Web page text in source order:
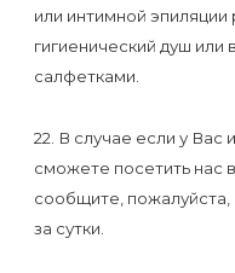
или интимной
гигиенический душ
салфетками.
22. В случае если у Вас
сможете посетить нас
сообщите,
за сутки.